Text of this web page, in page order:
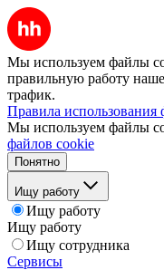
Мы используем файлы
правильную работу
трафик.
Правила использования
Мы используем файлы
файлов cookie
Понятно
Ищу работу
Ищу работу
Ищу работу
Ищу сотрудника
Сервисы